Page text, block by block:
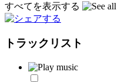
すべてを表示する
トラックリスト